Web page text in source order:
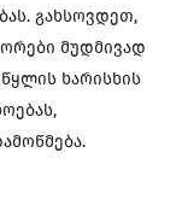
გახსოვდეთ,
მუდმივად
ხარისხის